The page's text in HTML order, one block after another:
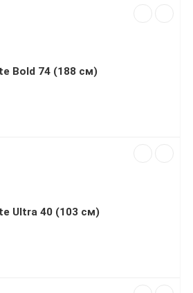
Bold 74 (188 см)
Ultra 40 (103 см)